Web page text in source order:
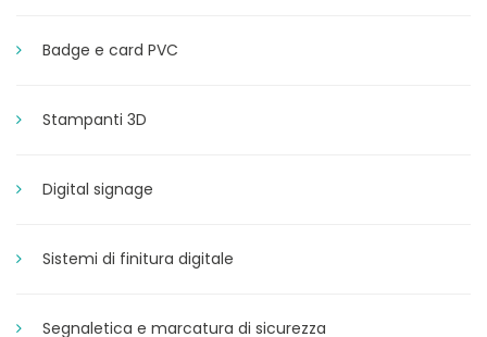
Badge e card PVC
Stampanti 3D
Digital signage
Sistemi di finitura digitale
Segnaletica e marcatura di sicurezza